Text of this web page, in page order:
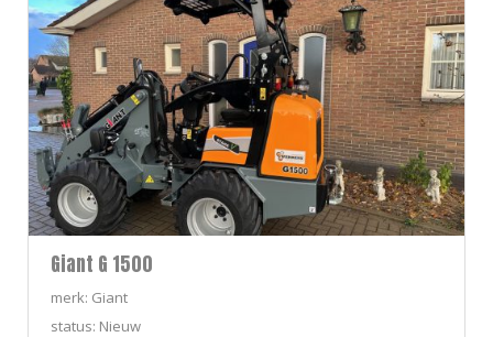
Giant G 1500
merk: Giant
status: Nieuw